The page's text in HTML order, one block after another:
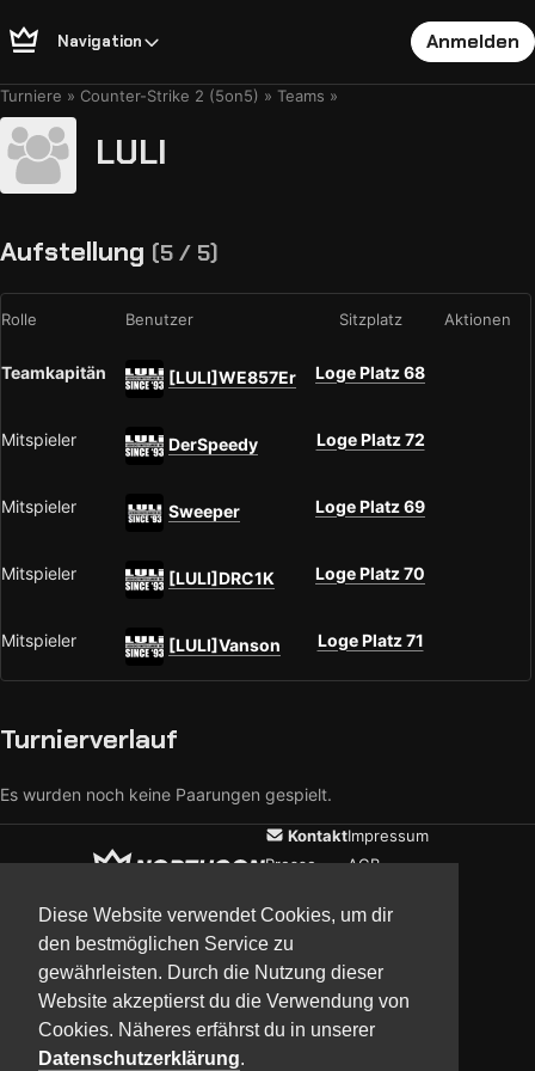
Diese Website verwendet Cookies, um dir
den bestmöglichen Service zu
gewährleisten. Durch die Nutzung dieser
Website akzeptierst du die Verwendung von
Cookies. Näheres erfährst du in unserer
Datenschutzerklärung.
Navigation Anmelden
Turniere Counter-Strike 2 (5on5) Teams
LULI
Aufstellung (5 / 5)
Rolle Benutzer Sitzplatz Aktionen
Teamkapitän [LULI]WE857Er Loge Platz 68
Mitspieler DerSpeedy Loge Platz 72
Mitspieler Sweeper Loge Platz 69
Mitspieler [LULI]DRC1K Loge Platz 70
Mitspieler [LULI]Vanson Loge Platz 71
Turnierverlauf
Es wurden noch keine Paarungen gespielt.
Kontakt
Presse
Impressum
AGB
UpdatesCommunityMedia